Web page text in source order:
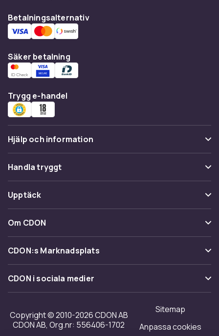
Betalningsalternativ
Säker betalning
Trygg e-handel
Hjälp och information
Vanliga frågor
Spåra paket
Ångra & Returnera här
Kundservice
Handla tryggt
Betalning
Leverans
Återkallelser
Upptäck
Kategorier
Varumärken
Shopit.se
Om CDON
Om oss
Kundrecensioner
Tillgänglighet
CDON:s Marknadsplats
Sälj på CDON
Bli affiliate
Regler & kvalitet
Merchant Help Center
CDON i sociala medier
Copyright © 2010-2026 CDON AB
CDON AB, Org.nr: 556406-1702
Sitemap
Anpassa cookies